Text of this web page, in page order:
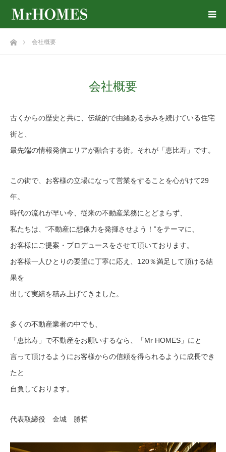
ホーム会社概要
会社概要
古くからの歴史と共に、伝統的で由緒ある歩みを続けている住宅
街と、
最先端の情報発信エリアが融合する街。それが「恵比寿」です。
この街で、お客様の立場になって営業をすることを心がけて29
年。
時代の流れが早い今、従来の不動産業務にとどまらず、
私たちは、“不動産に想像力を発揮させよう！”をテーマに、
お客様にご提案・プロデュースをさせて頂いております。
お客様一人ひとりの要望に丁寧に応え、120％満足して頂ける結
果を
出して実績を積み上げてきました。
多くの不動産業者の中でも、
「恵比寿」で不動産をお願いするなら、「Mr HOMES」にと
言って頂けるようにお客様からの信頼を得られるように成長でき
たと
自負しております。
代表取締役 金城 勝哲